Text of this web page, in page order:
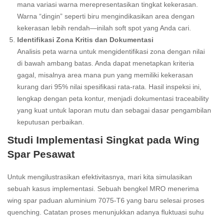
mana variasi warna merepresentasikan tingkat kekerasan.
Warna “dingin” seperti biru mengindikasikan area dengan
kekerasan lebih rendah—inilah soft spot yang Anda cari.
Identifikasi Zona Kritis dan Dokumentasi
Analisis peta warna untuk mengidentifikasi zona dengan nilai
di bawah ambang batas. Anda dapat menetapkan kriteria
gagal, misalnya area mana pun yang memiliki kekerasan
kurang dari 95% nilai spesifikasi rata-rata. Hasil inspeksi ini,
lengkap dengan peta kontur, menjadi dokumentasi traceability
yang kuat untuk laporan mutu dan sebagai dasar pengambilan
keputusan perbaikan.
Studi Implementasi Singkat pada Wing
Spar Pesawat
Untuk mengilustrasikan efektivitasnya, mari kita simulasikan
sebuah kasus implementasi. Sebuah bengkel MRO menerima
wing spar paduan aluminium 7075-T6 yang baru selesai proses
quenching. Catatan proses menunjukkan adanya fluktuasi suhu